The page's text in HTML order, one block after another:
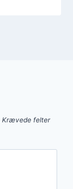
Krævede felter